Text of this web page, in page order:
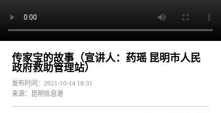
传家宝的故事（宣讲人：药瑶 昆明市人民
政府救助管理站）
发布时间：2021-10-14 18:31
来源：昆明信息港